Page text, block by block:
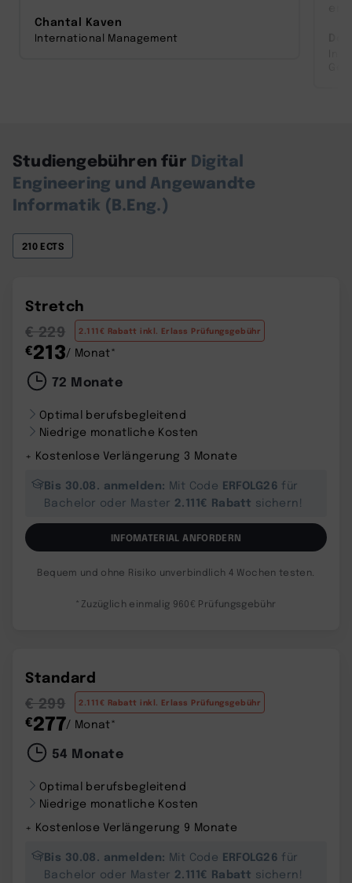
Chantal Kaven
International Management
Studiengebühren für Digital
Engineering und Angewandte
Informatik (B.Eng.)
210 ECTS
Stretch
€ 229
2.111€ Rabatt inkl. Erlass Prüfungsgebühr
€213/ Monat*
72 Monate
Optimal berufsbegleitend
Niedrige monatliche Kosten
+ Kostenlose Verlängerung 3 Monate
Bis 30.08. anmelden: Mit Code ERFOLG26 für
Bachelor oder Master 2.111€ Rabatt sichern!
INFOMATERIAL ANFORDERN
Bequem und ohne Risiko unverbindlich 4 Wochen testen.
*Zuzüglich einmalig 960€ Prüfungsgebühr
Standard
€ 299
2.111€ Rabatt inkl. Erlass Prüfungsgebühr
€277/ Monat*
54 Monate
Optimal berufsbegleitend
Niedrige monatliche Kosten
+ Kostenlose Verlängerung 9 Monate
Bis 30.08. anmelden: Mit Code ERFOLG26 für
Bachelor oder Master 2.111€ Rabatt sichern!